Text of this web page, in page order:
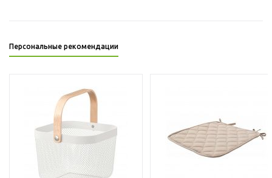
Персональные рекомендации